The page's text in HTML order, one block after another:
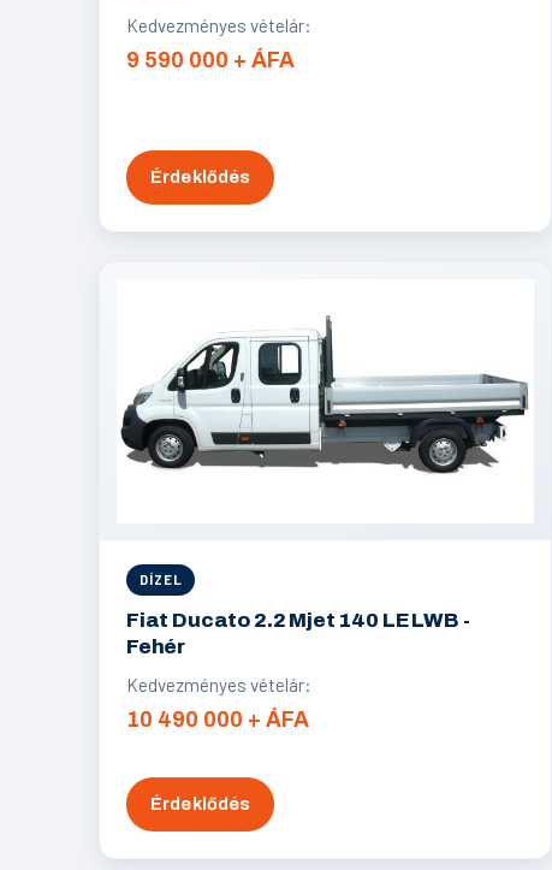
Kedvezményes vételár:
9 590 000 + ÁFA
Érdeklődés
DÍZEL
Fiat Ducato 2.2 Mjet 140 LE LWB -
Fehér
Kedvezményes vételár:
10 490 000 + ÁFA
Érdeklődés